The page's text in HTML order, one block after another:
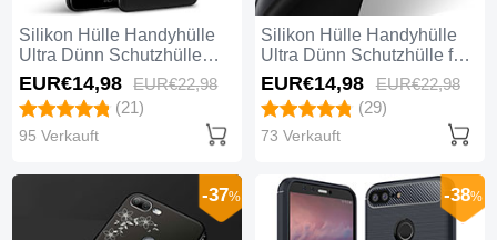
Silikon Hülle Handyhülle
Ultra Dünn Schutzhülle
S02 für Huawei Honor 9
Lite Schwarz
EUR€14,98 EUR€22,98
(21)
95 Verkauft
Silikon Hülle Handyhülle
Ultra Dünn Schutzhülle für
Huawei Honor 9 Lite
Schwarz
EUR€14,98 EUR€22,98
(29)
73 Verkauft
-37% -38%